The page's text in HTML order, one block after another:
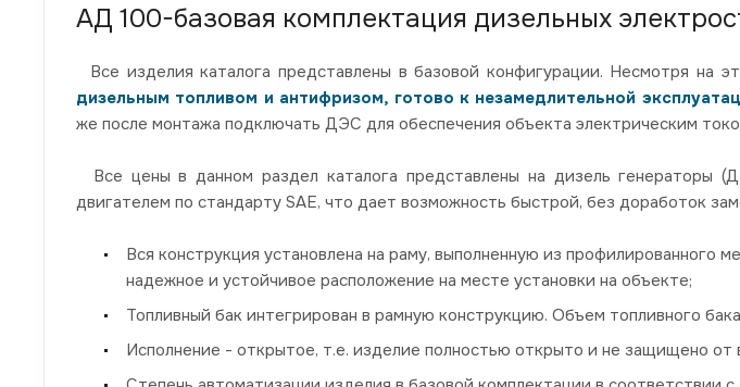
АД 100-базовая комплектация дизельных
Все изделия каталога представлены в базовой конфигурации. Несмотря на
дизельным топливом и антифризом, готово к незамедлительной
же после монтажа подключать ДЭС для обеспечения объекта электрическим
Все цены в данном раздел каталога представлены на дизель генераторы
двигателем по стандарту SAE, что дает возможность быстрой, без доработок
Вся конструкция установлена на раму, выполненную из
надежное и устойчивое расположение на месте установки на объекте;
Топливный бак интегрирован в рамную конструкцию. Объем топливного
Исполнение - открытое, т.е. изделие полностью открыто и не защищено от